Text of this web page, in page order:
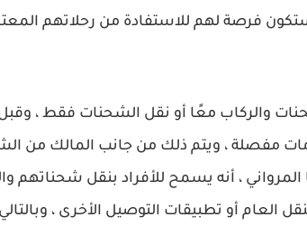
فرصة لهم للاستفادة من رحلاتهم
والركاب معًا أو نقل الشحنات فقط ،
مفصلة ، ويتم ذلك من جانب المالك من
المرواني ، أنه يسمح للأفراد بنقل شحناتهم
العام أو تطبيقات التوصيل الأخرى ،